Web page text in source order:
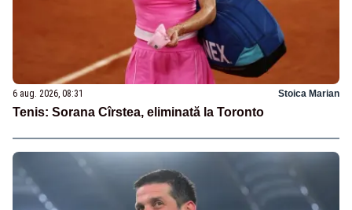
6 aug. 2026, 08:31 Stoica Marian
Tenis: Sorana Cîrstea, eliminată la Toronto